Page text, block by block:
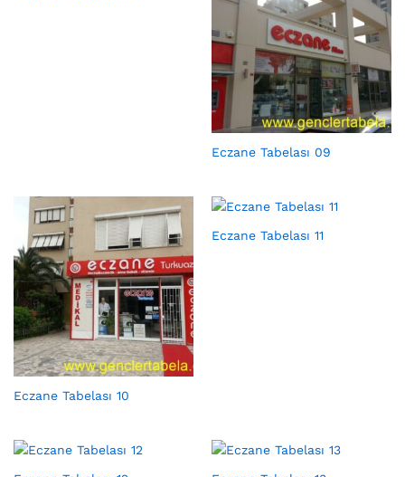
Eczane Tabelası 09
Eczane Tabelası 10
Eczane Tabelası 11